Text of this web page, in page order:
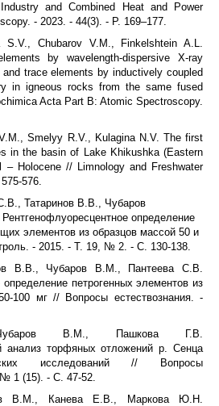
and Combined Heat and Power
- 2023. - 44(3). - P. 169–177.
S.V., Chubarov V.M., Finkelshtein A.L.
by wavelength-dispersive X-ray
trace elements by inductively coupled
in igneous rocks from the same fused
Acta Part B: Atomic Spectroscopy.
Smelyy R.V., Kulagina N.V. The first
in the basin of Lake Khikushka (Eastern
Holocene // Limnology and Freshwater
576.
Татаринов В.В., Чубаров
определение
элементов из образцов массой 50 и
- 2015. - T. 19, № 2. - С. 130-138.
В.В., Чубаров В.М., Пантеева С.В.
определение петрогенных элементов из
100 мг // Вопросы естествознания. -
В.М., Пашкова Г.В.
анализ торфяных отложений р. Сенца
исследований // Вопросы
№ 1 (15). - С. 47-52.
В.М., Канева Е.В., Маркова Ю.Н.